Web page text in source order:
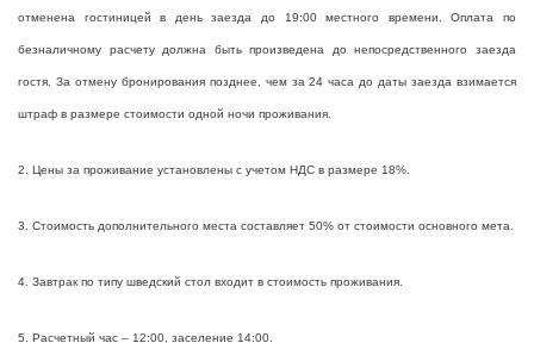
отменена гостиницей в день заезда до 19:00 местного времени. Оплата по
безналичному расчету должна быть произведена до непосредственного заезда
гостя. За отмену бронирования позднее, чем за 24 часа до даты заезда взимается
штраф в размере стоимости одной ночи проживания.
2. Цены за проживание установлены с учетом НДС в размере 18%.
3. Стоимость дополнительного места составляет 50% от стоимости основного мета.
4. Завтрак по типу шведский стол входит в стоимость проживания.
5. Расчетный час – 12:00, заселение 14:00.